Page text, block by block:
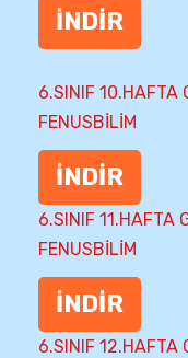
İNDİR
6.SINIF 10.HAFTA
FENUSBİLİM
İNDİR
6.SINIF 11.HAFTA
FENUSBİLİM
İNDİR
6.SINIF 12.HAFTA